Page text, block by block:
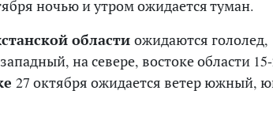
ночью и утром ожидается туман.
области ожидаются гололед,
на севере, востоке области 15-
27 октября ожидается ветер южный,